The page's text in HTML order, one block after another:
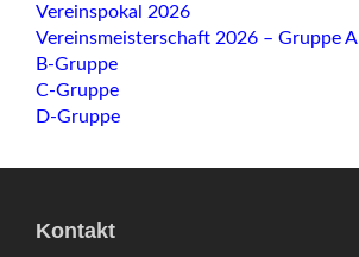
Navigation
überspringen
Vereinspokal 2026
Vereinsmeisterschaft 2026 – Gruppe A
B-Gruppe
C-Gruppe
D-Gruppe
Kontakt